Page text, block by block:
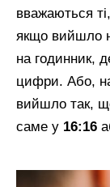
вважаються
якщо вийшло
на годинник,
цифри. Або,
вийшло так,
саме у 16:16